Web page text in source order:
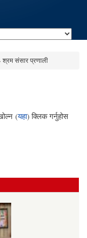
श्रम संसार प्रणाली
(यहा) क्लिक गर्नुहोस